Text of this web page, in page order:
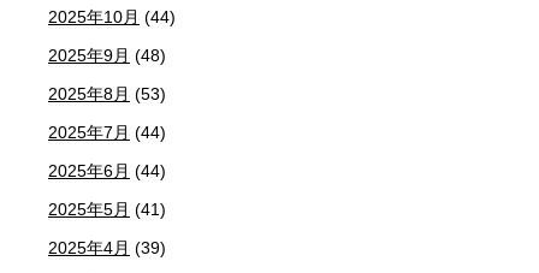
2025年10月 (44)
2025年9月 (48)
2025年8月 (53)
2025年7月 (44)
2025年6月 (44)
2025年5月 (41)
2025年4月 (39)